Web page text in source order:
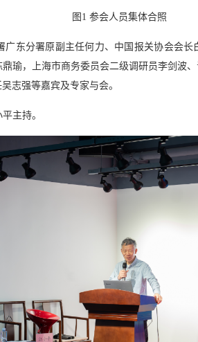
图1 参会人员集体合照
广东分署原副主任何力、中国报关协会会
瑜，上海市商务委员会二级调研员李剑波
志强等嘉宾及专家与会。
主持。